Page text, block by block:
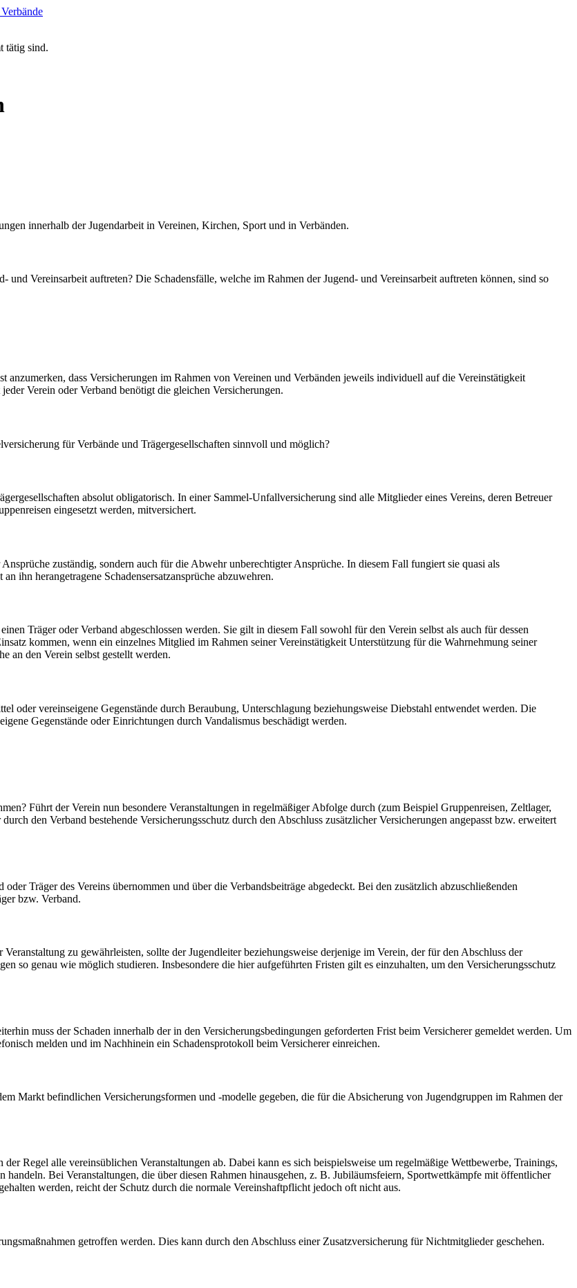
tätig sind.
innerhalb der Jugendarbeit in Vereinen, Kirchen, Sport und in Verbänden.
Vereinsarbeit auftreten? Die Schadensfälle, welche im Rahmen der Jugend- und Vereinsarbeit auftreten können, sind so
anzumerken, dass Versicherungen im Rahmen von Vereinen und Verbänden jeweils individuell auf die Vereinstätigkeit
Verein oder Verband benötigt die gleichen Versicherungen.
für Verbände und Trägergesellschaften sinnvoll und möglich?
absolut obligatorisch. In einer Sammel-Unfallversicherung sind alle Mitglieder eines Vereins, deren Betreuer
eingesetzt werden, mitversichert.
zuständig, sondern auch für die Abwehr unberechtigter Ansprüche. In diesem Fall fungiert sie quasi als
ihn herangetragene Schadensersatzansprüche abzuwehren.
Träger oder Verband abgeschlossen werden. Sie gilt in diesem Fall sowohl für den Verein selbst als auch für dessen
kommen, wenn ein einzelnes Mitglied im Rahmen seiner Vereinstätigkeit Unterstützung für die Wahrnehmung seiner
an den Verein selbst gestellt werden.
oder vereinseigene Gegenstände durch Beraubung, Unterschlagung beziehungsweise Diebstahl entwendet werden. Die
Gegenstände oder Einrichtungen durch Vandalismus beschädigt werden.
Führt der Verein nun besondere Veranstaltungen in regelmäßiger Abfolge durch (zum Beispiel Gruppenreisen, Zeltlager,
den Verband bestehende Versicherungsschutz durch den Abschluss zusätzlicher Versicherungen angepasst bzw. erweitert
Träger des Vereins übernommen und über die Verbandsbeiträge abgedeckt. Bei den zusätzlich abzuschließenden
bzw. Verband.
zu gewährleisten, sollte der Jugendleiter beziehungsweise derjenige im Verein, der für den Abschluss der
so genau wie möglich studieren. Insbesondere die hier aufgeführten Fristen gilt es einzuhalten, um den Versicherungsschutz
muss der Schaden innerhalb der in den Versicherungsbedingungen geforderten Frist beim Versicherer gemeldet werden. Um
melden und im Nachhinein ein Schadensprotokoll beim Versicherer einreichen.
Markt befindlichen Versicherungsformen und -modelle gegeben, die für die Absicherung von Jugendgruppen im Rahmen der
Regel alle vereinsüblichen Veranstaltungen ab. Dabei kann es sich beispielsweise um regelmäßige Wettbewerbe, Trainings,
handeln. Bei Veranstaltungen, die über diesen Rahmen hinausgehen, z. B. Jubiläumsfeiern, Sportwettkämpfe mit öffentlicher
werden, reicht der Schutz durch die normale Vereinshaftpflicht jedoch oft nicht aus.
getroffen werden. Dies kann durch den Abschluss einer Zusatzversicherung für Nichtmitglieder geschehen.